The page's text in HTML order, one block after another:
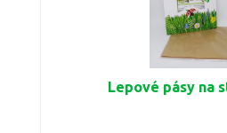
Lepové pásy na